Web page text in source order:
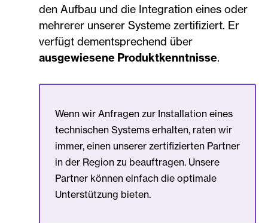
den Aufbau und die Integration eines oder
mehrerer unserer Systeme zertifiziert. Er
verfügt dementsprechend über
ausgewiesene Produktkenntnisse.
Wenn wir Anfragen zur Installation eines
technischen Systems erhalten, raten wir
immer, einen unserer zertifizierten Partner
in der Region zu beauftragen. Unsere
Partner können einfach die optimale
Unterstützung bieten.